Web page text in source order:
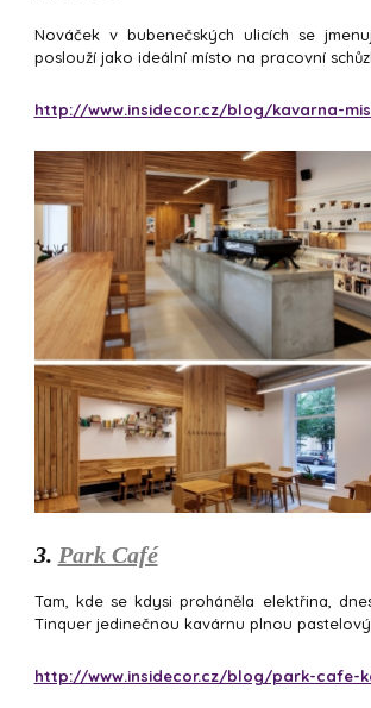
Nováček v bubenečských ulicích se
poslouží jako ideální místo na pracovní
http://www.insidecor.cz/blog/kavarna-
3. Park Café
Tam, kde se kdysi proháněla elektřina,
Tinquer jedinečnou kavárnu plnou
http://www.insidecor.cz/blog/park-cafe-